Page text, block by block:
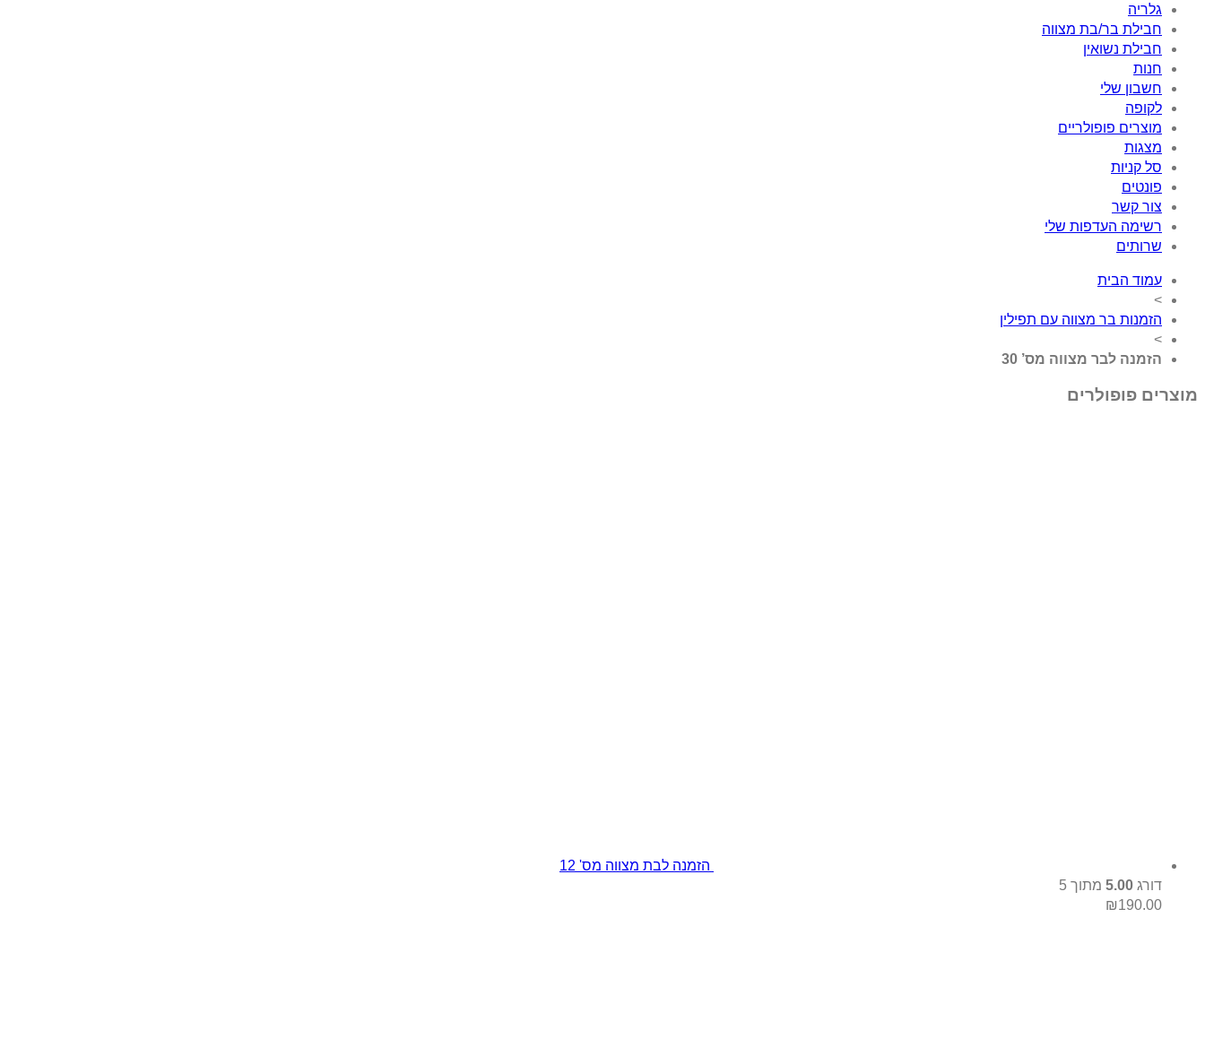
גלריה
חבילת בר/בת מצווה
חבילת נשואין
חנות
חשבון שלי
לקופה
מוצרים פופולריים
מצגות
סל קניות
פונטים
צור קשר
רשימה העדפות שלי
שרותים
עמוד הבית
>
הזמנות בר מצווה עם תפילין
>
הזמנה לבר מצווה מס’ 30
מוצרים פופולרים
הזמנה לבת מצווה מס' 12
דורג 5.00 מתוך 5
₪190.00